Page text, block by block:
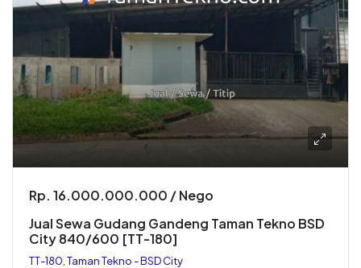
Rp. 16.000.000.000 / Nego
Jual Sewa Gudang Gandeng Taman Tekno BSD
City 840/600 [TT-180]
TT-180, Taman Tekno - BSD City